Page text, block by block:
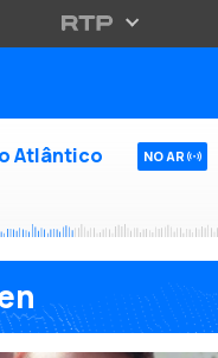
Atlântico NO AR